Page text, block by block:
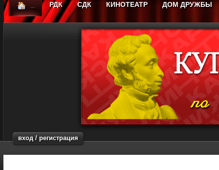
РДК СДК КИНОТЕАТР ДОМ ДРУЖБЫ
вход / регистрация